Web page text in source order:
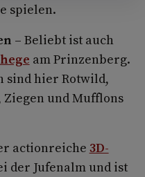
spielen.
– Beliebt ist auch
am Prinzenberg.
sind hier Rotwild,
Ziegen und Mufflons
actionreiche 3D-
der Jufenalm und ist